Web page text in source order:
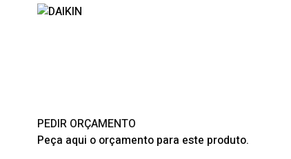
PEDIR ORÇAMENTO
Peça aqui o orçamento para este produto.